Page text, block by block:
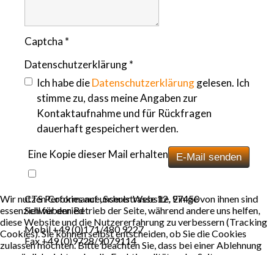
Captcha *
Datenschutzerklärung*
Ich habe dieDatenschutzerklärunggelesen. Ich
stimme zu, dass meine Angaben zur
Kontaktaufnahme und für Rückfragen
dauerhaft gespeichert werden.
E-Mail senden
Eine Kopie dieser Mail erhalten
CTS Performance, Schulstrasse 12, 97450
Schwebenried
Mobil +49 (0)171/480 9227
Fax +49 (0)9728/9079114
Wir nutzen Cookies auf unserer Website. Einige von ihnen sind
essenziell für den Betrieb der Seite, während andere uns helfen,
diese Website und die Nutzererfahrung zu verbessern (Tracking
Cookies). Sie können selbst entscheiden, ob Sie die Cookies
zulassen möchten. Bitte beachten Sie, dass bei einer Ablehnung